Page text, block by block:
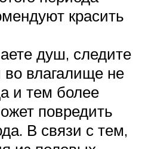
красить
душ, следите
влагалище не
и тем более
повредить
В связи с тем,